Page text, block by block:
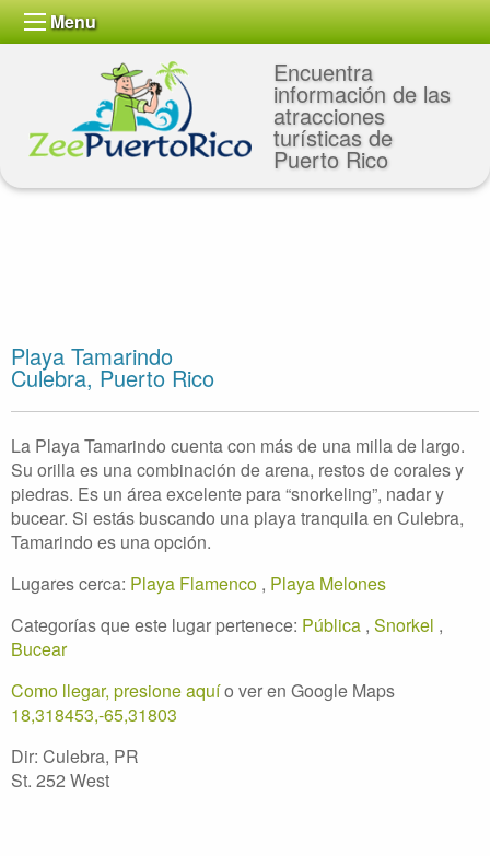
Menu
Encuentra
información de las
atracciones
turísticas de
Puerto Rico
Playa Tamarindo
Culebra, Puerto Rico
La Playa Tamarindo cuenta con más de una milla de largo.
Su orilla es una combinación de arena, restos de corales y
piedras. Es un área excelente para “snorkeling”, nadar y
bucear. Si estás buscando una playa tranquila en Culebra,
Tamarindo es una opción.
Lugares cerca: Playa Flamenco , Playa Melones
Categorías que este lugar pertenece: Pública , Snorkel ,
Bucear
Como llegar, presione aquío ver en Google Maps
18,318453,-65,31803
Dir: Culebra, PR
St. 252 West